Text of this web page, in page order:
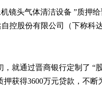
镜头气体清洁设备 ”质押
控股份有限公司（下称科
，就通过晋商银行定制了 “
获得3600万元贷款，不断